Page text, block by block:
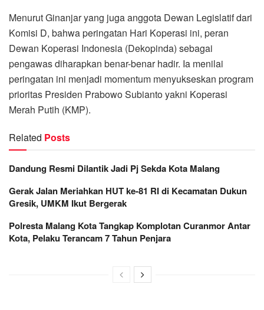
Menurut Ginanjar yang juga anggota Dewan Legislatif dari
Komisi D, bahwa peringatan Hari Koperasi ini, peran
Dewan Koperasi Indonesia (Dekopinda) sebagai
pengawas diharapkan benar-benar hadir. Ia menilai
peringatan ini menjadi momentum menyukseskan program
prioritas Presiden Prabowo Subianto yakni Koperasi
Merah Putih (KMP).
Related Posts
Dandung Resmi Dilantik Jadi Pj Sekda Kota Malang
Gerak Jalan Meriahkan HUT ke-81 RI di Kecamatan Dukun
Gresik, UMKM Ikut Bergerak
Polresta Malang Kota Tangkap Komplotan Curanmor Antar
Kota, Pelaku Terancam 7 Tahun Penjara